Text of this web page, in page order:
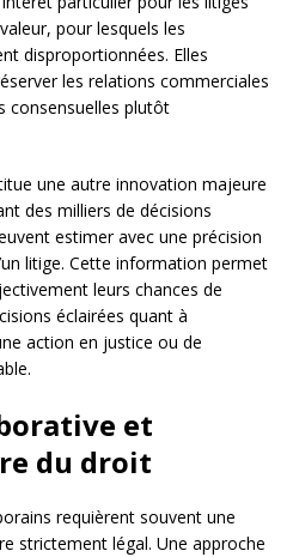
pour lesquels les
disproportionnées. Elles
les relations commerciales
consensuelles plutôt
une autre innovation majeure
des milliers de décisions
estimer avec une précision
litige. Cette information permet
leurs chances de
éclairées quant à
action en justice ou de
et
du droit
requièrent souvent une
strictement légal. Une approche